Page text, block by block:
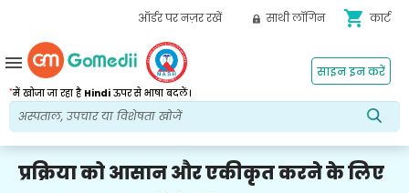
ऑर्डर पर नज़र रखें साथी लॉगिन shopping_cart कार्ट
*में खोजा जा रहा है Hindiऊपर से भाषा बदलें।
साइन इन करें
menu
प्रक्रिया को आसान और एकीकृत करने के लिए